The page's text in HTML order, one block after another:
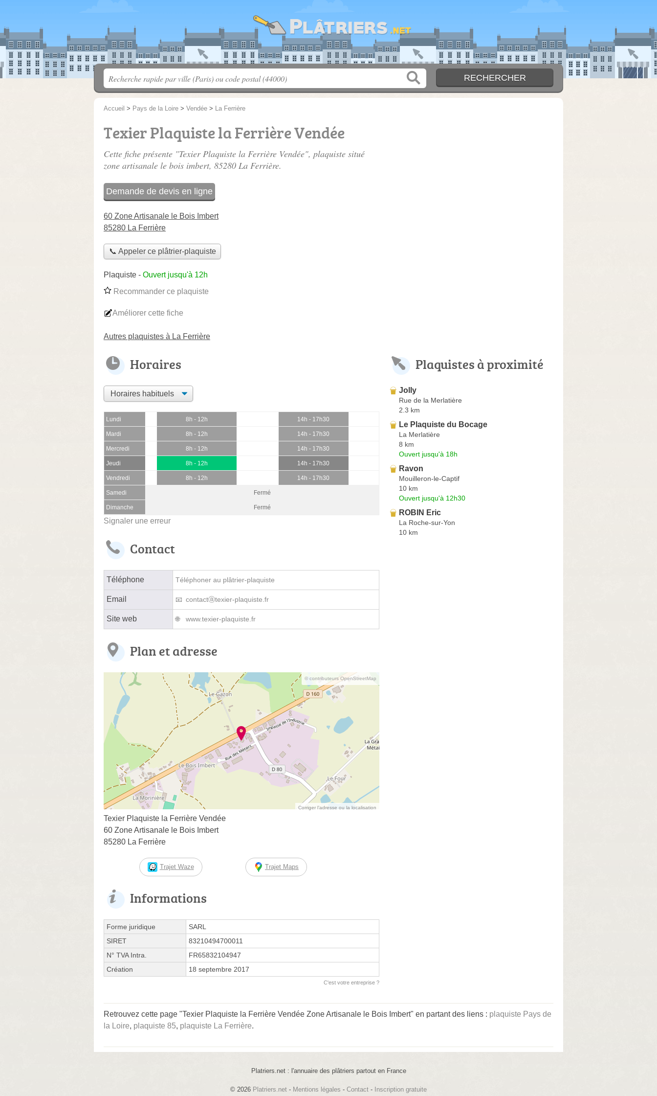
Accueil > Pays de la Loire > Vendée > La Ferrière
Texier Plaquiste la Ferrière Vendée
Cette fiche présente "Texier Plaquiste la Ferrière Vendée", plaquiste situé
zone artisanale le bois imbert, 85280 La Ferrière.
Demande de devis en ligne
60 Zone Artisanale le Bois Imbert
85280 La Ferrière
📞 Appeler ce plâtrier-plaquiste
Plaquiste - Ouvert jusqu'à 12h
Recommander ce plaquiste
Améliorer cette fiche
Autres plaquistes à La Ferrière
Horaires
Lundi 8h - 12h 14h - 17h30
Mardi 8h - 12h 14h - 17h30
Mercredi 8h - 12h 14h - 17h30
Jeudi 8h - 12h 14h - 17h30
Vendredi 8h - 12h 14h - 17h30
Samedi Fermé
Dimanche Fermé
Signaler une erreur
Contact
Téléphone Téléphoner au plâtrier-plaquiste
Email contactⓐtexier-plaquiste.fr
Site web www.texier-plaquiste.fr
Plan et adresse
© contributeurs OpenStreetMap
Corriger l’adresse ou la localisation
Texier Plaquiste la Ferrière Vendée
60 Zone Artisanale le Bois Imbert
85280 La Ferrière
Trajet Waze Trajet Maps
Informations
Forme juridique
SARL
SIRET
83210494700011
N° TVA Intra.
FR65832104947
Création
18 septembre 2017
C'est votre entreprise ?
Plaquistes à proximité
Jolly
Rue de la Merlatière
2.3 km
Le Plaquiste du Bocage
La Merlatière
8 km
Ouvert jusqu'à 18h
Ravon
Mouilleron-le-Captif
10 km
Ouvert jusqu'à 12h30
ROBIN Eric
La Roche-sur-Yon
10 km
Retrouvez cette page "Texier Plaquiste la Ferrière Vendée Zone Artisanale le Bois Imbert" en partant des liens : plaquiste Pays de
la Loire, plaquiste 85, plaquiste La Ferrière.
Platriers.net : l'annuaire des plâtriers partout en France
© 2026 Platriers.net - Mentions légales - Contact - Inscription gratuite